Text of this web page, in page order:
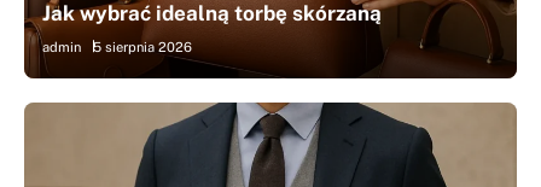
Jak wybrać idealną torbę skórzaną
admin 5 sierpnia 2026